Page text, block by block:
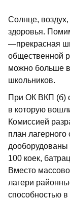
Солнце,
здоровья.
—прекрасная
общественной
можно больше
школьников.
При ОК ВКП (б)
в которую
Комиссией
план
100 коек,
Вместо
лагери
способностью